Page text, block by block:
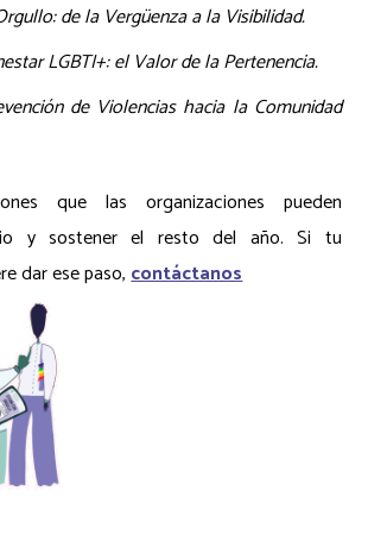
de la Vergüenza a la Visibilidad.
LGBTI+: el Valor de la Pertenencia.
de Violencias hacia la Comunidad
que las organizaciones pueden
y sostener el resto del año.Si tu
dar ese paso,contáctanos